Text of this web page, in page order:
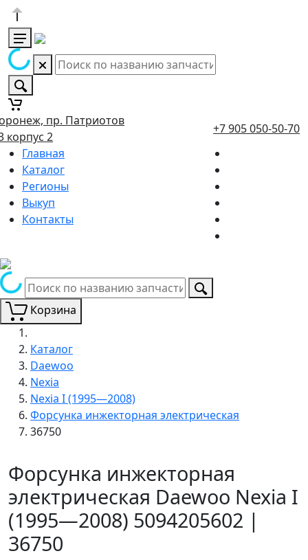
пр. Патриотов
корпус 2
+7 905 050-50-70
Главная
Каталог
Регионы
Выкуп
Контакты
Корзина
Каталог
Daewoo
Nexia
Nexia I (1995—2008)
Форсунка инжекторная электрическая
36750
Форсунка инжекторная
электрическая Daewoo Nexia I
(1995—2008) 5094205602 |
36750